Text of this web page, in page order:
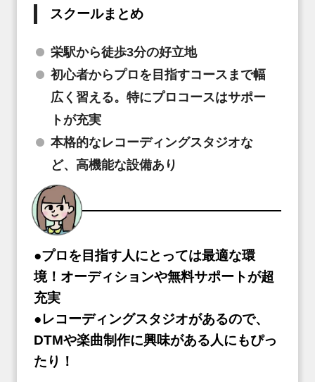
スクールまとめ
栄駅から徒歩3分の好立地
初心者からプロを目指すコースまで幅
広く習える。特にプロコースはサポー
トが充実
本格的なレコーディングスタジオな
ど、高機能な設備あり
●プロを目指す人にとっては最適な環
境！オーディションや無料サポートが超
充実
●レコーディングスタジオがあるので、
DTMや楽曲制作に興味がある人にもぴっ
たり！